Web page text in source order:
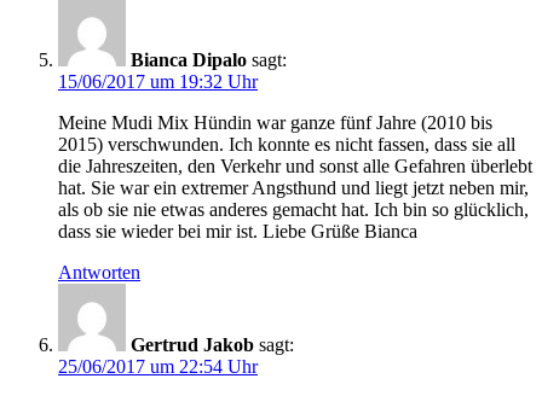
Bianca Dipalo sagt:
15/06/2017 um 19:32 Uhr
Meine Mudi Mix Hündin war ganze fünf Jahre (2010 bis
2015) verschwunden. Ich konnte es nicht fassen, dass sie all
die Jahreszeiten, den Verkehr und sonst alle Gefahren überlebt
hat. Sie war ein extremer Angsthund und liegt jetzt neben mir,
als ob sie nie etwas anderes gemacht hat. Ich bin so glücklich,
dass sie wieder bei mir ist. Liebe Grüße Bianca
Antworten
Gertrud Jakob sagt:
25/06/2017 um 22:54 Uhr